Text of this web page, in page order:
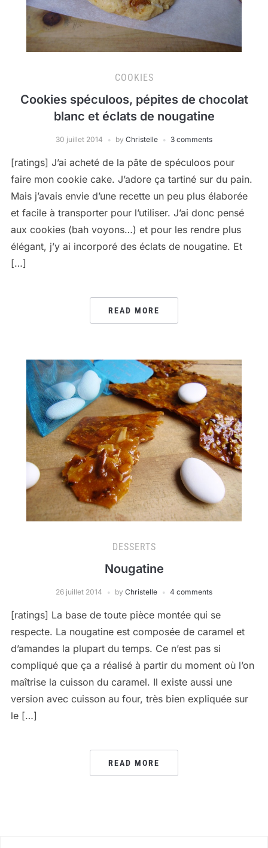
COOKIES
Cookies spéculoos, pépites de chocolat
blanc et éclats de nougatine
30 juillet 2014 by Christelle 3 comments
[ratings] J’ai acheté de la pâte de spéculoos pour
faire mon cookie cake. J’adore ça tartiné sur du pain.
Mais j’avais envie d’une recette un peu plus élaborée
et facile à transporter pour l’utiliser. J’ai donc pensé
aux cookies (bah voyons…) et pour les rendre plus
élégant, j’y ai incorporé des éclats de nougatine. Et
[…]
READ MORE
DESSERTS
Nougatine
26 juillet 2014 by Christelle 4 comments
[ratings] La base de toute pièce montée qui se
respecte. La nougatine est composée de caramel et
d’amandes la plupart du temps. Ce n’est pas si
compliqué que ça a réalisé à partir du moment où l’on
maîtrise la cuisson du caramel. Il existe aussi une
version avec cuisson au four, très bien expliquée sur
le […]
READ MORE